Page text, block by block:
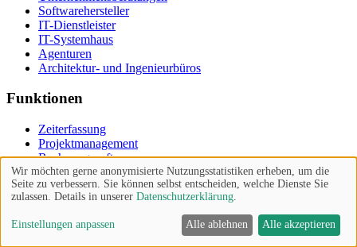
Softwarehersteller
IT-Dienstleister
IT-Systemhaus
Agenturen
Architektur- und Ingenieurbüros
Funktionen
Zeiterfassung
Projektmanagement
Rechnungssoftware
CRM
Teamwork
Ticketsystem
Arbeitsplatzmanagement
Qualitätsmanagement
Wir möchten gerne anonymisierte Nutzungsstatistiken erheben, um die
Seite zu verbessern. Sie können selbst entscheiden, welche Dienste Sie
zulassen. Details in unserer Datenschutzerklärung
Einstellungen anpassen Alle ablehnen Alle akzeptieren